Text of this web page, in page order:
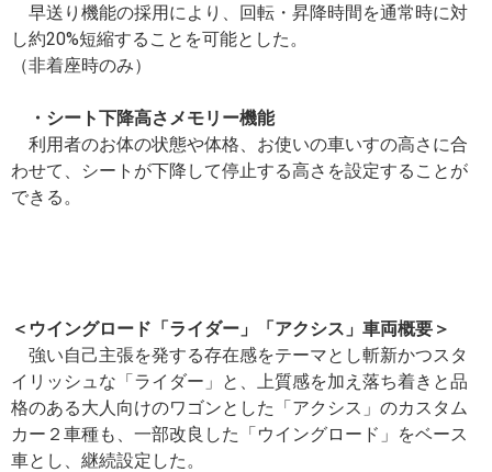
早送り機能の採用により、回転・昇降時間を通常時に対
し約20%短縮することを可能とした。
（非着座時のみ）
・シート下降高さメモリー機能
利用者のお体の状態や体格、お使いの車いすの高さに合
わせて、シートが下降して停止する高さを設定することが
できる。
＜ウイングロード「ライダー」「アクシス」車両概要＞
強い自己主張を発する存在感をテーマとし斬新かつスタ
イリッシュな「ライダー」と、上質感を加え落ち着きと品
格のある大人向けのワゴンとした「アクシス」のカスタム
カー２車種も、一部改良した「ウイングロード」をベース
車とし、継続設定した。